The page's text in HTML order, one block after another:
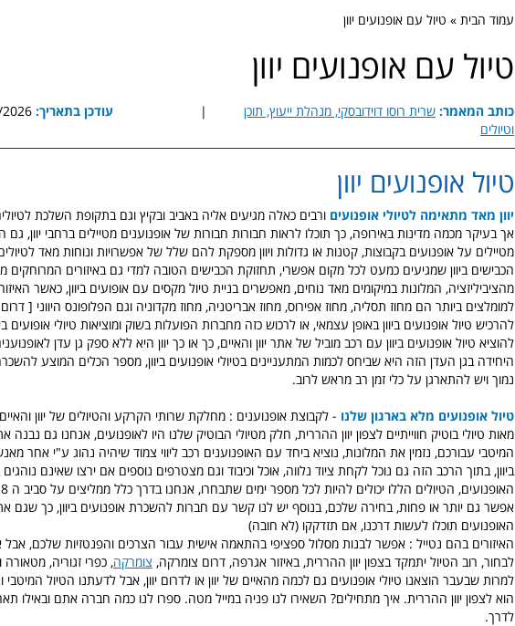
עמוד הבית » טיול עם אופנועים יוון
טיול עם אופנועים יוון
כותב המאמר: שרית רוסו דוידובסקי, מנהלת ייעוץ, תוכן
וטיולים
| עודכן בתאריך: 08:25
טיול אופנועים יוון
יוון מאד מתאימה לטיולי אופנועים ורבים כאלה מגיעים אליה באביב ובקיץ וגם בתקופת השלכת
אך בעיקר מכמה מדינות באירופה, כך תוכלו לראות חבורות חבורות של אופנוענים מטיילים ברחבי יוון, גם
מטיילים על אופנועים בקבוצות, קטנות או גדולות ויוון מספקת להם שלל של אפשרויות ונוחות מאד
הכבישים ביוון שמגיעים כמעט לכל מקום אפשרי, תחזוקת הכבישים הטובה למדי גם באיזורים המרוחקים
מהציביליזציה, המלונות במיקומים מאד נוחים, מאפשרים בניית טיול מקסים עם אופועים ביוון, כאשר
למומלצים ביותר הם מחוז תסליה, מחוז אפירוס, מחוז אבריטניה, מחוז מקדוניה וגם הפלופונס היווני [ דרום
להרכיש טיול אופנועים ביוון באופן עצמאי, או לרכוש כזה מחברות הפועלות בשוק ומוציאות טיולי אופועים
להוציא טיול אופנועים ביוון עם רכב מוביל של אתר יוון והאיים, כך או כך יוון היא ללא ספק גן עדן
היחידה בגן העדן הזה היא שביחס לכמות המתעניינים בטיולי אופנועים ביוון, מספר הכלים המוצע להשכרה
נמוך ויש להתארגן על כלי זמן רב מראש לרוב.
טיול אופנועים מלא בארגון שלנו - לקבוצת אופנוענים : מחלקת שרותי הקרקע והטיולים של יוון
מאות טיולי בוטיק חווייתיים לצפון יוון ההררית, חלק מטיולי הבוטיק שלנו היו לאופנועים, אנחנו גם נבנה
המיטבי עבורכם, נזמין את המלונות, נוציא ביחד עם האופנוענים רכב ליווי צמוד שיהיה נהוג ע"י אחר
ביוון, בתוך הרכב הזה גם נוכל לקחת ציוד נלווה, אוכל וכיבוד וגם מצטרפים נוספים אם ירצו שאינם
אפשר גם יותר או פחות, בחירה שלכם, בנוסף יש לנו קשר עם חברות להשכרת אופנועים ביוון, כך שגם
האופנועים תוכלו לעשות דרכנו, אם תזדקקו (לא חובה)
האיזורים בהם נטייל : אפשר לבנות מסלול ספציפי בהתאמה אישית עבור הצרכים והפנטזיות שלכם, אבל
לבחור, רוב הטיול יתמקד בצפון יוון ההררית, באיזור אגרפה, דרום צומרקה, צומרקה, כפרי זגוריה, מטאורה
למרות שבעבר הוצאנו טיולי אופנועים גם לכמה מהאיים של יוון או לדרום יוון, אבל לדעתנו הטיול המיטבי
הוא לצפון יוון ההררית. איך מתחילים? השאירו לנו פניה במייל מטה. ספרו לנו כמה חברה אתם ובאילו
לדרך.